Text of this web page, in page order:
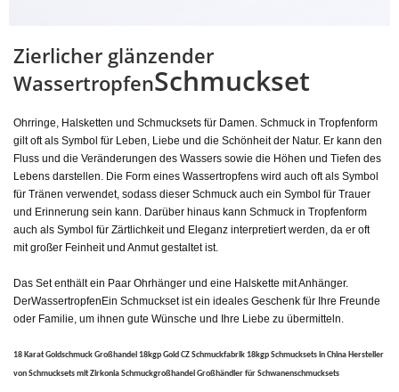
Zierlicher glänzender
WassertropfenSchmuckset
Ohrringe, Halsketten und Schmucksets für Damen. Schmuck in Tropfenform
gilt oft als Symbol für Leben, Liebe und die Schönheit der Natur. Er kann den
Fluss und die Veränderungen des Wassers sowie die Höhen und Tiefen des
Lebens darstellen. Die Form eines Wassertropfens wird auch oft als Symbol
für Tränen verwendet, sodass dieser Schmuck auch ein Symbol für Trauer
und Erinnerung sein kann. Darüber hinaus kann Schmuck in Tropfenform
auch als Symbol für Zärtlichkeit und Eleganz interpretiert werden, da er oft
mit großer Feinheit und Anmut gestaltet ist.
Das Set enthält ein Paar Ohrhänger und eine Halskette mit Anhänger.
DerWassertropfenEin Schmuckset ist ein ideales Geschenk für Ihre Freunde
oder Familie, um ihnen gute Wünsche und Ihre Liebe zu übermitteln.
18 Karat Goldschmuck Großhandel 18kgp Gold CZ Schmuckfabrik 18kgp Schmucksets in China Hersteller
von Schmucksets mit Zirkonia Schmuckgroßhandel Großhändler für Schwanenschmucksets